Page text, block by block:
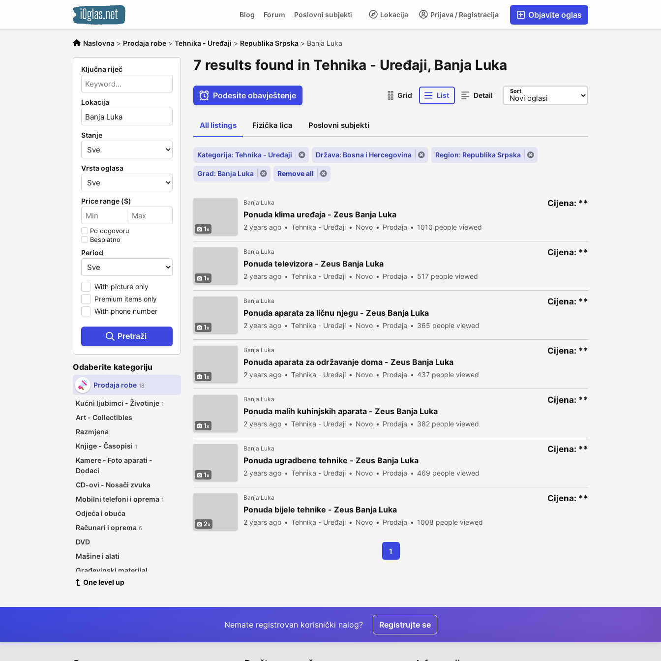
Objavite oglas
Prijava / Registracija
Lokacija
Poslovni subjekti
Forum
Blog
Naslovna > Prodaja robe > Tehnika - Uređaji > Republika Srpska > Banja Luka
Ključna riječ
Lokacija
Stanje
Vrsta oglasa
Price range ($)
Po dogovoru
Besplatno
Period
With picture only
Premium items only
With phone number
Pretraži
Odaberite kategoriju
Prodaja robe 18
Kućni ljubimci - Životinje 1
Art - Collectibles
Razmjena
Knjige - Časopisi 1
Kamere - Foto aparati -
Dodaci
CD-ovi - Nosači zvuka
Mobilni telefoni i oprema 1
Odjeća i obuća
Računari i oprema 6
DVD
Mašine i alati
Građevinski materijal
Tehnika - Uređaji
Kućne potrepštine -
1
One level up
7 results found in Tehnika - Uređaji, Banja Luka
Podesite obavještenje Grid List Detail Sort
All listings Fizička lica Poslovni subjekti
Kategorija: Tehnika - Uređaji Država: Bosna i Hercegovina Region: Republika Srpska
Grad: Banja Luka Remove all
1
Banja Luka
Ponuda klima uređaja - Zeus Banja Luka
2 years ago Tehnika - Uređaji Novo Prodaja 1010 people viewed
Cijena: **
1
Banja Luka
Ponuda televizora - Zeus Banja Luka
2 years ago Tehnika - Uređaji Novo Prodaja 517 people viewed
Cijena: **
1
Banja Luka
Ponuda aparata za ličnu njegu - Zeus Banja Luka
2 years ago Tehnika - Uređaji Novo Prodaja 365 people viewed
Cijena: **
1
Banja Luka
Ponuda aparata za održavanje doma - Zeus Banja Luka
2 years ago Tehnika - Uređaji Novo Prodaja 437 people viewed
Cijena: **
1
Banja Luka
Ponuda malih kuhinjskih aparata - Zeus Banja Luka
2 years ago Tehnika - Uređaji Novo Prodaja 382 people viewed
Cijena: **
1
Banja Luka
Ponuda ugradbene tehnike - Zeus Banja Luka
2 years ago Tehnika - Uređaji Novo Prodaja 469 people viewed
Cijena: **
2
Banja Luka
Ponuda bijele tehnike - Zeus Banja Luka
2 years ago Tehnika - Uređaji Novo Prodaja 1008 people viewed
Cijena: **
1
Nemate registrovan korisnički nalog? Registrujte se